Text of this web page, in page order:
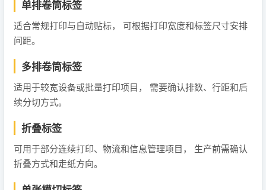
单排卷筒标签
适合常规打印与自动贴标， 可根据打印宽度和标签尺寸安排
间距。
多排卷筒标签
适用于较宽设备或批量打印项目， 需要确认排数、行距和后
续分切方式。
折叠标签
可用于部分连续打印、物流和信息管理项目， 生产前需确认
折叠方式和走纸方向。